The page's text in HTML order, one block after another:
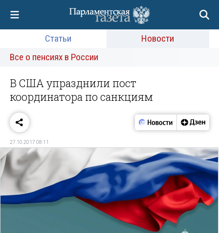
Статьи
Новости
Все о пенсиях в России
В США упразднили пост
координатора по санкциям
27.10.2017 08:11